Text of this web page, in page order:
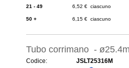
21 - 49 6,52 € ciascuno
50 + 6,15 € ciascuno
Tubo corrimano -
Codice:
JSLT25316M